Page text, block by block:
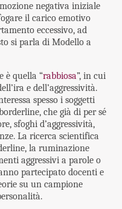
negativa iniziale
il carico emotivo
eccessivo, ad
si parla di Modello a
è quella “rabbiosa”, in cui
e dell’aggressività.
spesso i soggetti
che già di per sé
sfoghi d’aggressività,
La ricerca scientifica
la ruminazione
aggressivi a parole o
partecipato docenti e
su un campione